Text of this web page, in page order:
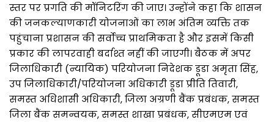
स्तर पर प्रगति की मॉनिटरिंग की जाए। उन्होंने कहा कि शासन
की जनकल्याणकारी योजनाओं का लाभ अंतिम व्यक्ति तक
पहुंचाना प्रशासन की सर्वोच्च प्राथमिकता है और इसमें किसी
प्रकार की लापरवाही बर्दाश्त नहीं की जाएगी। बैठक में अपर
जिलाधिकारी (न्यायिक) परियोजना निदेशक डूडा अमृता सिंह,
उप जिलाधिकारी/परियोजना अधिकारी डूडा प्रीति तिवारी,
समस्त अधिशासी अधिकारी, जिला अग्रणी बैंक प्रबंधक, समस्त
जिला बैंक समन्वयक, समस्त शाखा प्रबंधक, सीएमएम एवं